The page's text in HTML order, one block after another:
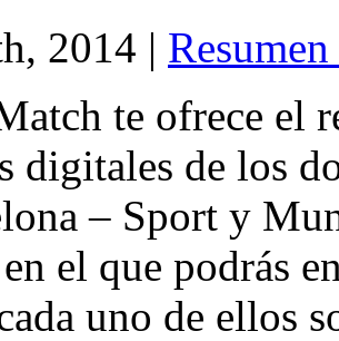
2014 |
te ofrece el
digitales de los
– Sport y
el que podrás
uno de ellos